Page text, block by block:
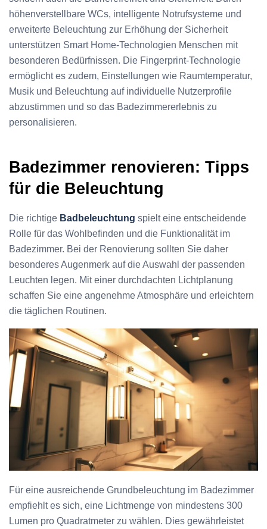
höhenverstellbare WCs, intelligente Notrufsysteme und
erweiterte Beleuchtung zur Erhöhung der Sicherheit
unterstützen Smart Home-Technologien Menschen mit
besonderen Bedürfnissen. Die Fingerprint-Technologie
ermöglicht es zudem, Einstellungen wie Raumtemperatur,
Musik und Beleuchtung auf individuelle Nutzerprofile
abzustimmen und so das Badezimmererlebnis zu
personalisieren.
Badezimmer renovieren: Tipps
für die Beleuchtung
Die richtige Badbeleuchtung spielt eine entscheidende
Rolle für das Wohlbefinden und die Funktionalität im
Badezimmer. Bei der Renovierung sollten Sie daher
besonderes Augenmerk auf die Auswahl der passenden
Leuchten legen. Mit einer durchdachten Lichtplanung
schaffen Sie eine angenehme Atmosphäre und erleichtern
die täglichen Routinen.
Für eine ausreichende Grundbeleuchtung im Badezimmer
empfiehlt es sich, eine Lichtmenge von mindestens 300
Lumen pro Quadratmeter zu wählen. Dies gewährleistet